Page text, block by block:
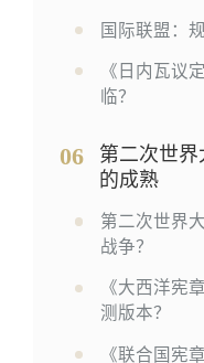
国际联盟：
《日内瓦议
临？
06
第二次世
的成熟
第二次世界
战争？
《大西洋宪
测版本？
《联合国宪